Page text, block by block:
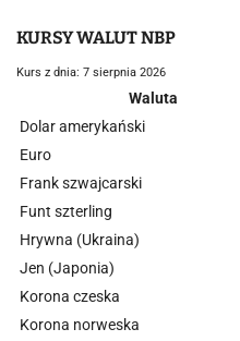
KURSY WALUT NBP
Kurs z dnia: 7 sierpnia 2026
Waluta
Dolar amerykański
Euro
Frank szwajcarski
Funt szterling
Hrywna (Ukraina)
Jen (Japonia)
Korona czeska
Korona norweska